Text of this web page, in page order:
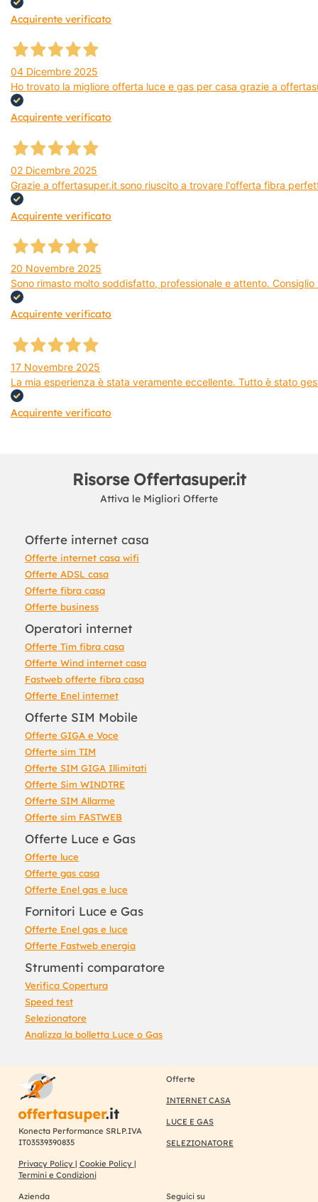
Acquirente verificato
04 Dicembre 2025
Ho trovato la migliore offerta luce e gas per casa grazie a
Acquirente verificato
02 Dicembre 2025
Grazie a offertasuper.it sono riuscito a trovare l'offerta fibra
Acquirente verificato
20 Novembre 2025
Sono rimasto molto soddisfatto, professionale e attento.
Acquirente verificato
17 Novembre 2025
La mia esperienza è stata veramente eccellente. Tutto è stato
Acquirente verificato
Risorse Offertasuper.it
Attiva le Migliori Offerte
Offerte internet casa
Offerte internet casa wifi
Offerte ADSL casa
Offerte fibra casa
Offerte business
Operatori internet
Offerte Tim fibra casa
Offerte Wind internet casa
Fastweb offerte fibra casa
Offerte Enel internet
Offerte SIM Mobile
Offerte GIGA e Voce
Offerte sim TIM
Offerte SIM GIGA Illimitati
Offerte Sim WINDTRE
Offerte SIM Allarme
Offerte sim FASTWEB
Offerte Luce e Gas
Offerte luce
Offerte gas casa
Offerte Enel gas e luce
Fornitori Luce e Gas
Offerte Enel gas e luce
Offerte Fastweb energia
Strumenti comparatore
Verifica Copertura
Speed test
Selezionatore
Analizza la bolletta Luce o Gas
Konecta Performance SRLP.IVA
IT03539390835
Privacy Policy | Cookie Policy |
Termini e Condizioni
Offerte
INTERNET CASA
LUCE E GAS
SELEZIONATORE
Azienda Seguici su